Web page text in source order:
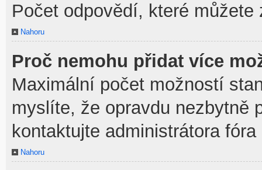
Počet odpovědí, které
Nahoru
Proč nemohu přidat více
Maximální počet možností
myslíte, že opravdu nezbytně
kontaktujte administrátora
Nahoru